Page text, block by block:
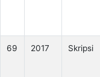
69 2017 Skripsi